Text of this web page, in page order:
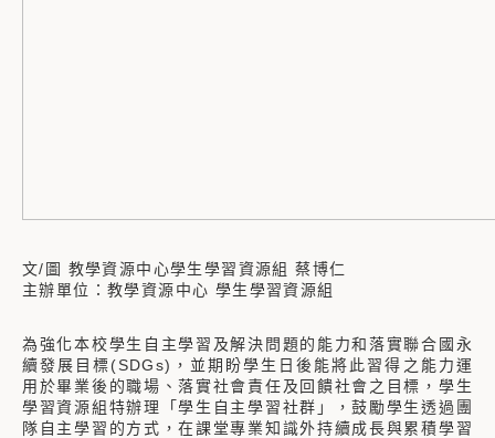
文/圖 教學資源中心學生學習資源組 蔡博仁
主辦單位：教學資源中心 學生學習資源組
為強化本校學生自主學習及解決問題的能力和落實聯合國永
續發展目標(SDGs)，並期盼學生日後能將此習得之能力運
用於畢業後的職場、落實社會責任及回饋社會之目標，學生
學習資源組特辦理「學生自主學習社群」，鼓勵學生透過團
隊自主學習的方式，在課堂專業知識外持續成長與累積學習